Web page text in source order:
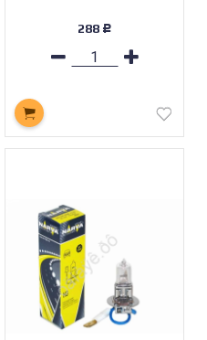
288 Р